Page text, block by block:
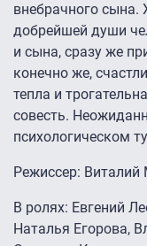
внебрачного
добрейшей души
и сына, сразу же
конечно же,
тепла и
совесть.
психологическом
Режиссер:
В ролях: Евгений
Наталья Егорова,